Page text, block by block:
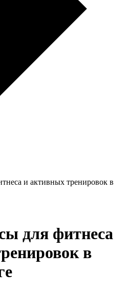
и активных тренировок в
для фитнеса
в